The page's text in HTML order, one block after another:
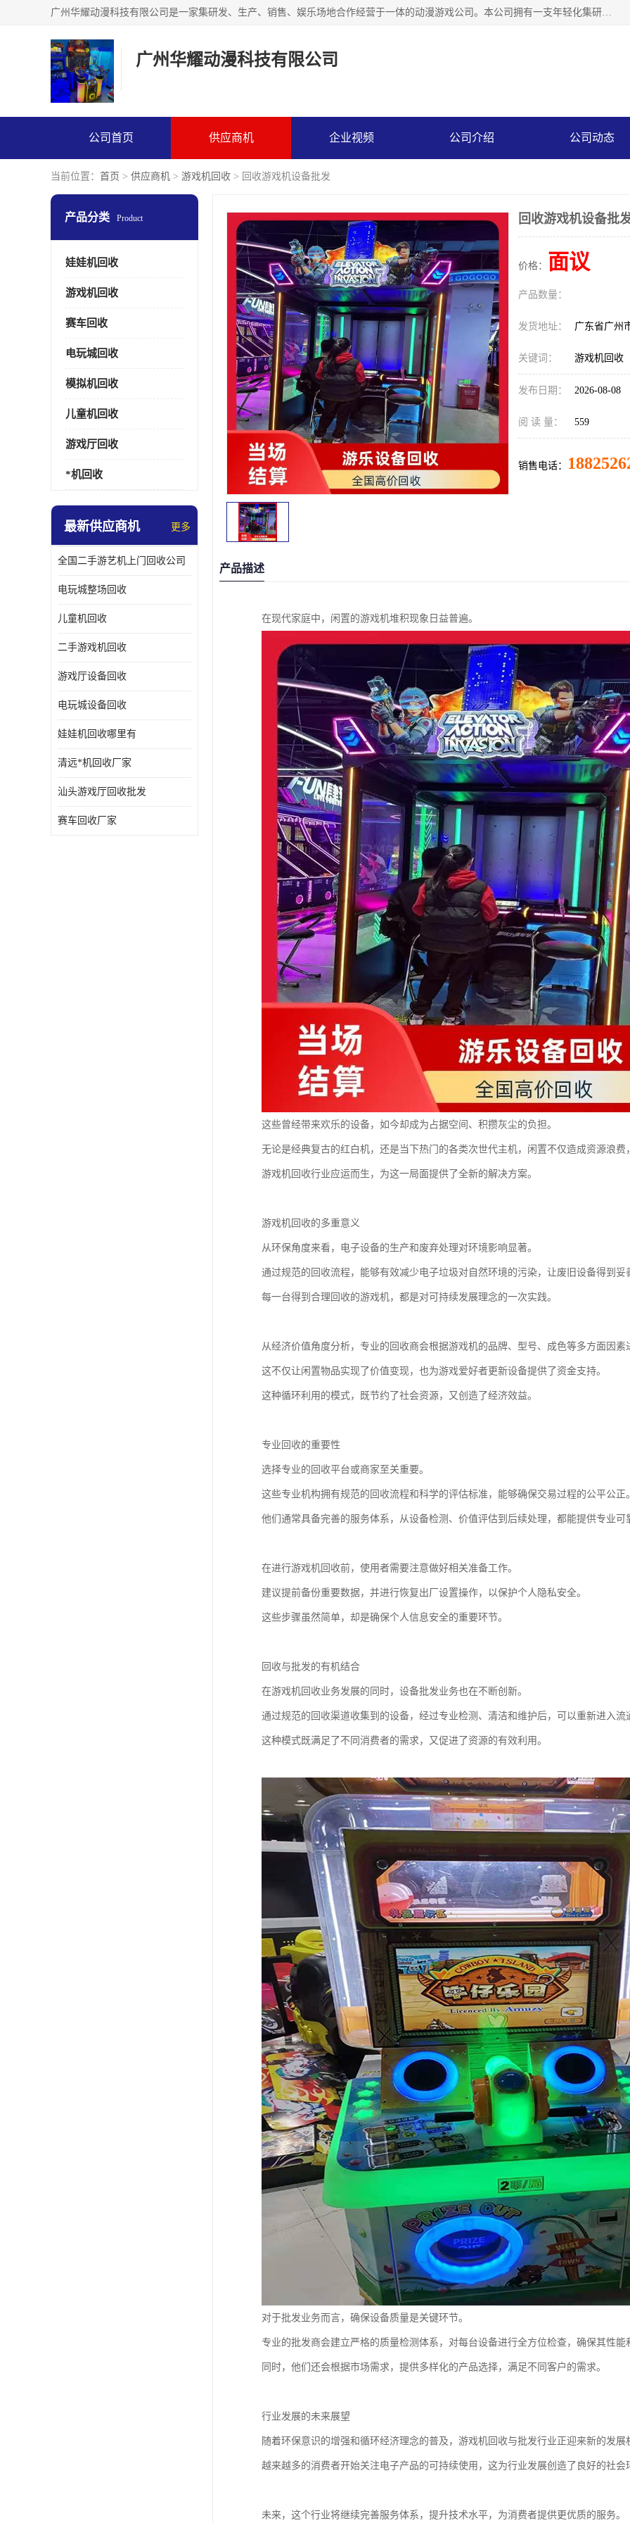
广州华耀动漫科技有限公司是一家集研发、生产、销售、娱乐场地合作经营于一体的动漫游戏公司。本公司拥有一支年轻化集研发生产到售后服务的队伍，及时地为客户提供、赚钱的产品。本公司以雄厚的实力、合理的价格、优良的服务与多家企业建立了长期的合作关系。热诚欢迎各界前来参观、考察、洽谈业务。目前公司经营的产品有：各种捕渔游戏机系列，大型模拟机系列、轮盘机系列、连线机系列、框体机系列、玛莉机系列等。
广州华耀动漫科技有限公司
公司首页 供应商机 企业视频 公司介绍 公司动态
当前位置： 首页 > 供应商机 > 游戏机回收 > 回收游戏机设备批发
产品分类 Product
娃娃机回收
游戏机回收
赛车回收
电玩城回收
模拟机回收
儿童机回收
游戏厅回收
*机回收
最新供应商机 更多
全国二手游艺机上门回收公司
电玩城整场回收
儿童机回收
二手游戏机回收
游戏厅设备回收
电玩城设备回收
娃娃机回收哪里有
清远*机回收厂家
汕头游戏厅回收批发
赛车回收厂家
回收游戏机设备批
价格： 面议
产品数量：
发货地址： 广东省广州
关键词： 游戏机回收
发布日期： 2026-08-08
阅 读 量： 559
销售电话：
产品描述
在现代家庭中，闲置的游戏机堆积现象日益普遍。
这些曾经带来欢乐的设备，如今却成为占据空间、积攒灰尘的负担。
无论是经典复古的红白机，还是当下热门的各类次世代主机，闲置不仅造成资源浪
游戏机回收行业应运而生，为这一局面提供了全新的解决方案。
游戏机回收的多重意义
从环保角度来看，电子设备的生产和废弃处理对环境影响显著。
通过规范的回收流程，能够有效减少电子垃圾对自然环境的污染，让废旧设备得到妥
每一台得到合理回收的游戏机，都是对可持续发展理念的一次实践。
从经济价值角度分析，专业的回收商会根据游戏机的品牌、型号、成色等多方面因
这不仅让闲置物品实现了价值变现，也为游戏爱好者更新设备提供了资金支持。
这种循环利用的模式，既节约了社会资源，又创造了经济效益。
专业回收的重要性
选择专业的回收平台或商家至关重要。
这些专业机构拥有规范的回收流程和科学的评估标准，能够确保交易过程的公平公正
他们通常具备完善的服务体系，从设备检测、价值评估到后续处理，都能提供专业可
在进行游戏机回收前，使用者需要注意做好相关准备工作。
建议提前备份重要数据，并进行恢复出厂设置操作，以保护个人隐私安全。
这些步骤虽然简单，却是确保个人信息安全的重要环节。
回收与批发的有机结合
在游戏机回收业务发展的同时，设备批发业务也在不断创新。
通过规范的回收渠道收集到的设备，经过专业检测、清洁和维护后，可以重新进入流
这种模式既满足了不同消费者的需求，又促进了资源的有效利用。
对于批发业务而言，确保设备质量是关键环节。
专业的批发商会建立严格的质量检测体系，对每台设备进行全方位检查，确保其性能
同时，他们还会根据市场需求，提供多样化的产品选择，满足不同客户的需求。
行业发展的未来展望
随着环保意识的增强和循环经济理念的普及，游戏机回收与批发行业正迎来新的发展
越来越多的消费者开始关注电子产品的可持续使用，这为行业发展创造了良好的社会
未来，这个行业将继续完善服务体系，提升技术水平，为消费者提供更优质的服务。